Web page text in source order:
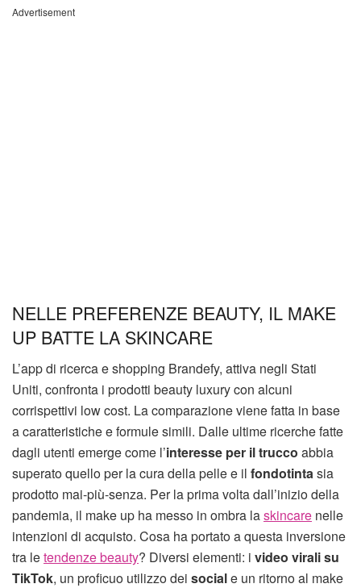
Advertisement
NELLE PREFERENZE BEAUTY, IL MAKE
UP BATTE LA SKINCARE
L’app di ricerca e shopping Brandefy, attiva negli Stati
Uniti, confronta i prodotti beauty luxury con alcuni
corrispettivi low cost. La comparazione viene fatta in base
a caratteristiche e formule simili. Dalle ultime ricerche fatte
dagli utenti emerge come l’interesse per il trucco abbia
superato quello per la cura della pelle e il fondotintasia
prodotto mai-più-senza. Per la prima volta dall’inizio della
pandemia, il make up ha messo in ombra laskincare nelle
intenzioni di acquisto. Cosa ha portato a questa inversione
tra letendenze beauty? Diversi elementi: i video virali su
TikTok, un proficuo utilizzo dei sociale un ritorno al make